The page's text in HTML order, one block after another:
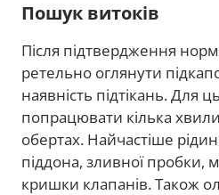
Пошук витоків
Після підтвердження
ретельно оглянути
наявність підтікань. Для
попрацювати кілька
обертах. Найчастіше
піддона, зливної пробки,
кришки клапанів. Також